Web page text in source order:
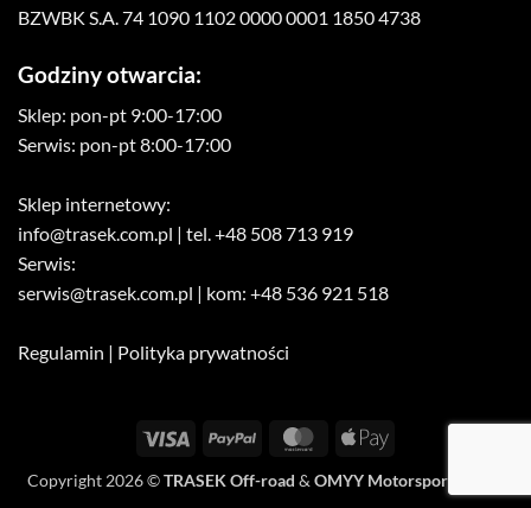
BZWBK S.A. 74 1090 1102 0000 0001 1850 4738
Godziny otwarcia:
Sklep: pon-pt 9:00-17:00
Serwis: pon-pt 8:00-17:00
Sklep internetowy:
info@trasek.com.pl | tel. +48 508 713 919
Serwis:
serwis@trasek.com.pl | kom: +48 536 921 518
Regulamin | Polityka prywatności
Visa PayPal MasterCardApple
Copyright 2026 ©TRASEK Off-road & OMYY Motorsport Media